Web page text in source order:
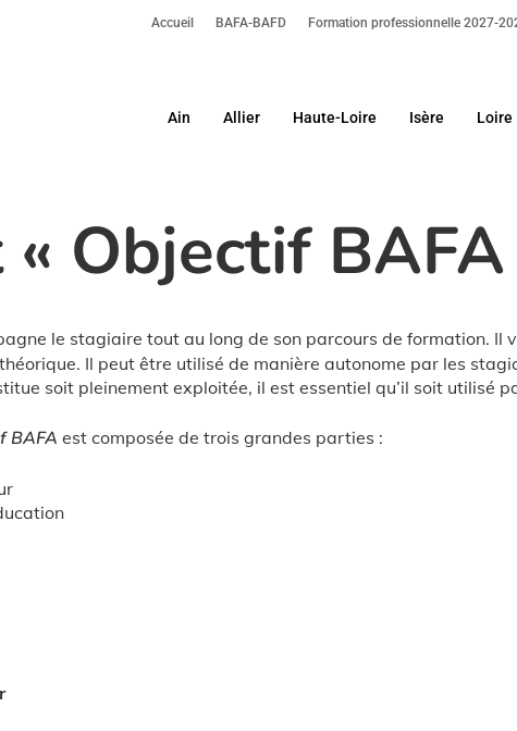
Accueil BAFA-BAFD Formation professionnelle 2027-
Ain Allier Haute-Loire Isère Loire
Objectif BAFA
le stagiaire tout au long de son parcours de formation. Il
Il peut être utilisé de manière autonome par les
soit pleinement exploitée, il est essentiel qu’il soit utilisé
BAFA est composée de trois grandes parties :